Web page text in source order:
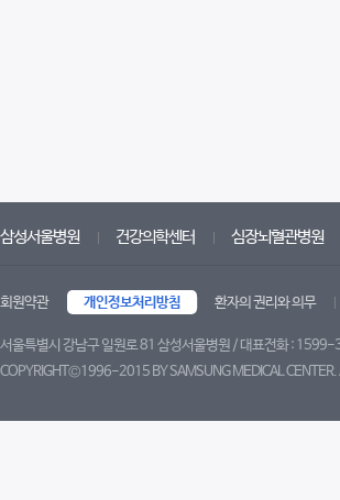
삼성서울병원 건강의학센터 심장뇌혈관병원
회원약관 개인정보처리방침 환자의 권리와 의무
서울특별시 강남구 일원로 81 삼성서울병원 / 대표전화 :
COPYRIGHT©1996-2015 BY SAMSUNG MEDICAL CENTER.